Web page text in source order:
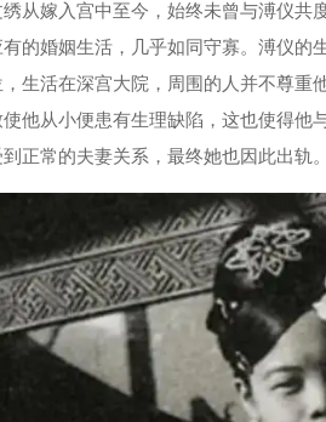
绣从嫁入宫中至今，始终未曾与溥仪共
的婚姻生活，几乎如同守寡。溥仪的
生活在深宫大院，周围的人并不尊重
使他从小便患有生理缺陷，这也使得他
正常的夫妻关系，最终她也因此出轨。